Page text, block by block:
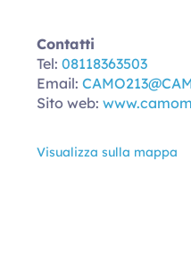
Contatti
Tel:08118363503
Email:
Sito web:
Visualizza sulla mappa